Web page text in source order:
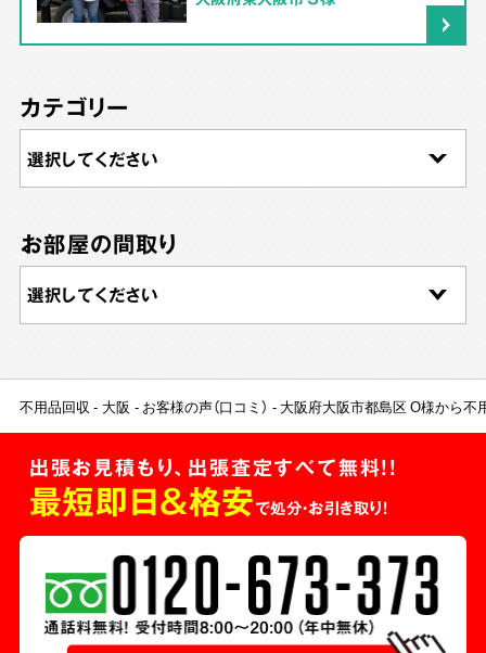
カテゴリー
お部屋の間取り
不用品回収 大阪 お客様の声（口コミ） 大阪府大阪市都島区 O様から不
出張お見積もり、出張査定すべて無料!!
最短即日＆格安で処分・お引き取り！